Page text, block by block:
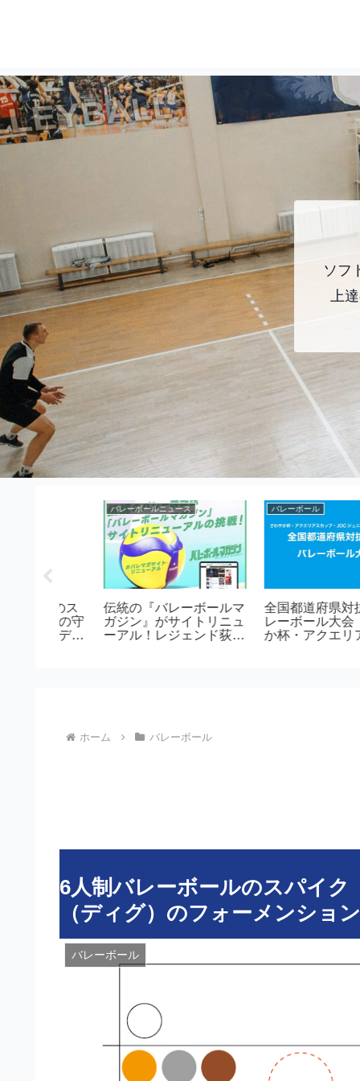
ソフ
上
バレーボールニュース
アニメ『ハイキュー!!』
の世界をコートで体感！
「ハイキュー!! オン ザ
ソフトバレーボール
バレーボールの年代別
ボールと種別よる違い
ホーム バレーボール
6人制バレーボールのスパイ
（ディグ）のフォーメンショ
バレーボール